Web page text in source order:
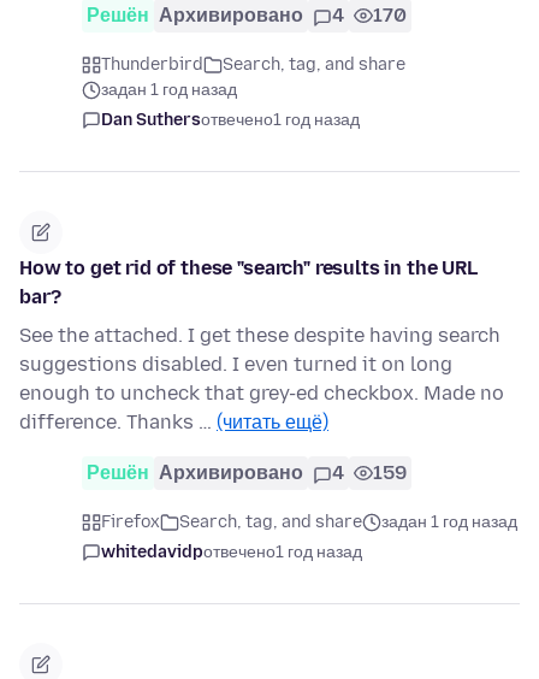
Решён Архивировано 4 170
Thunderbird
Search, tag, and share
задан 1 год назад
Dan Suthersотвечено1 год назад
How to get rid of these "search" results in the URL
bar?
See the attached. I get these despite having search
suggestions disabled. I even turned it on long
enough to uncheck that grey-ed checkbox. Made no
difference. Thanks … (читать ещё)
Решён Архивировано 4 159
Firefox Search, tag, and share
задан 1 год назад
whitedavidpотвечено1 год назад